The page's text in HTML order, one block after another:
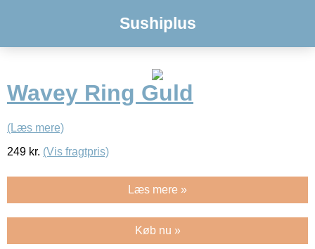
Sushiplus
Wavey Ring Guld
(Læs mere)
249 kr. (Vis fragtpris)
Læs mere »
Køb nu »